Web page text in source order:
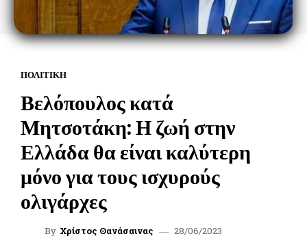
ΠΟΛΙΤΙΚΗ
Βελόπουλος κατά
Μητσοτάκη: Η ζωή στην
Ελλάδα θα είναι καλύτερη
μόνο για τους ισχυρούς
ολιγάρχες
By Χρίστος Θανάσαινας 28/06/2023